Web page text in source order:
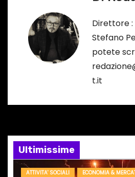
e
a
Direttore :
Stefano
potete
t.it
Ultimissime
ATTIVITA' SOCIALI
ECONOMIA &